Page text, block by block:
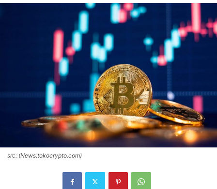
src: (News.tokocrypto.com)